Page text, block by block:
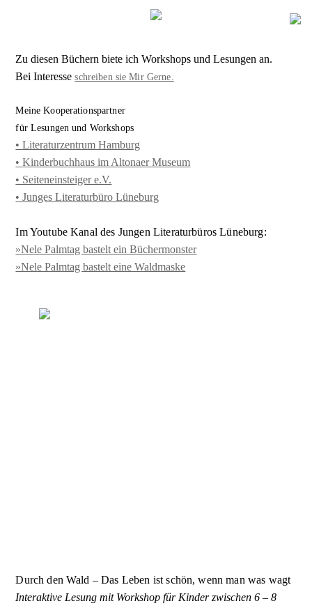
Zu diesen Büchern biete ich Workshops und Lesungen an.
Bei Interesse schreiben sie Mir Gerne.
Meine Kooperationspartner
für Lesungen und Workshops
• Literaturzentrum Hamburg
•Kinderbuchhaus im Altonaer Museum
• Seiteneinsteiger e.V.
• Junges Literaturbüro Lüneburg
Im Youtube Kanal des Jungen Literaturbüros Lüneburg:
»Nele Palmtag bastelt ein Büchermonster
»Nele Palmtag bastelt eine Waldmaske
Durch den Wald – Das Leben ist schön, wenn man was wagt
Interaktive Lesung mit Workshop für Kinder zwischen 6 – 8